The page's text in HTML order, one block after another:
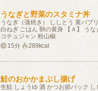
うなぎと野菜のスタミナ丼
うなぎ（蒲焼き） ししとう 黄パプ
白ねぎ ごはん 卵の黄身 【Ａ】 う
コチュジャン 粉山椒
15分
289kcal
鮭のおかかまぶし揚げ
生鮭 しょうゆ 酒 かつお節パック し